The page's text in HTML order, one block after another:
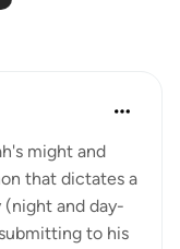
might and
that dictates a
(night and day-
to his